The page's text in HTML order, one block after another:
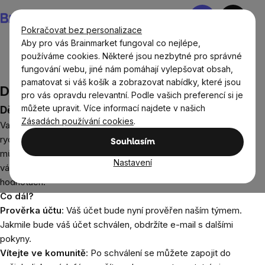
Pokračovat bez personalizace
Aby pro vás Brainmarket fungoval co nejlépe,
používáme cookies. Některé jsou nezbytné pro správné
fungování webu, jiné nám pomáhají vylepšovat obsah,
pamatovat si váš košík a zobrazovat nabídky, které jsou
pro vás opravdu relevantní. Podle vašich preferencí si je
můžete upravit. Více informací najdete v našich
Zásadách používání cookies.
Souhlasím
Nastavení
na
obsah
Nákupní
Děkujeme za příhlášku
Děkujeme za příhlášku
Děkujeme, že jste se připojili k BrainMarket!
Vaše přihláška byla úspěšně odeslána a nyní je součástí naší
rychle rostoucí komunity influencerů. Jsme nadšeni, že vás
můžeme přivítat v našem týmu a těšíme se na spolupráci s
vámi na posílení povědomí o našich produktech a
hodnotách.
Co dál?
Prověrka účtu: Váš účet bude nyní prověřen naším týmem.
Jakmile bude váš účet schválen, obdržíte e-mail s dalšími
pokyny.
Vítejte ve komunitě: Po schválení se můžete zapojit do